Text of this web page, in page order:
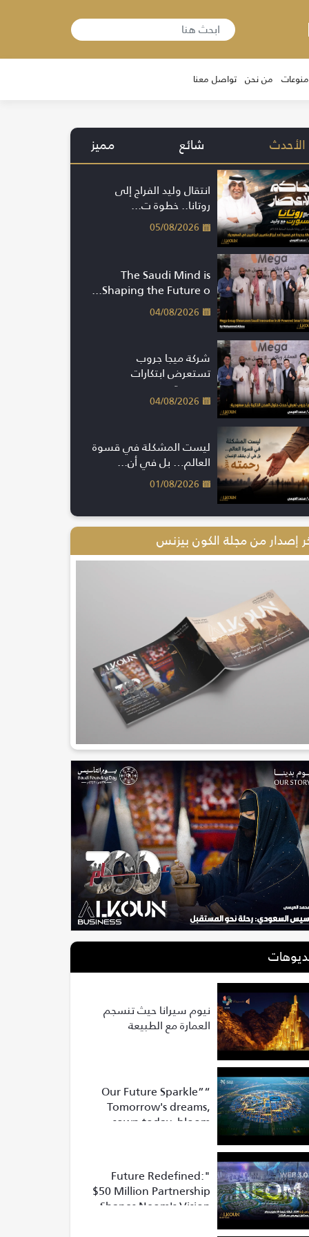
منوعات من نحن تواصل معنا
الأحدث شائع مميز
انتقال وليد الفراج إلى
روتانا.. خطوة ت...
05/08/2026
The Saudi Mind is
Shaping the Future o...
04/08/2026
شركة ميجا جروب
تستعرض ابتكارات
سعودية...
04/08/2026
ليست المشكلة في قسوة
العالم… بل في أن...
01/08/2026
إصدار من مجلة الكون بيزنس
نيوم سيرانا حيث تنسجم
العمارة مع الطبيعة
“Our Future Sparkle”
Tomorrow's dreams,
sown today, bloom
"Future Redefined:
$50 Million Partnership
Shapes Neom's Vision